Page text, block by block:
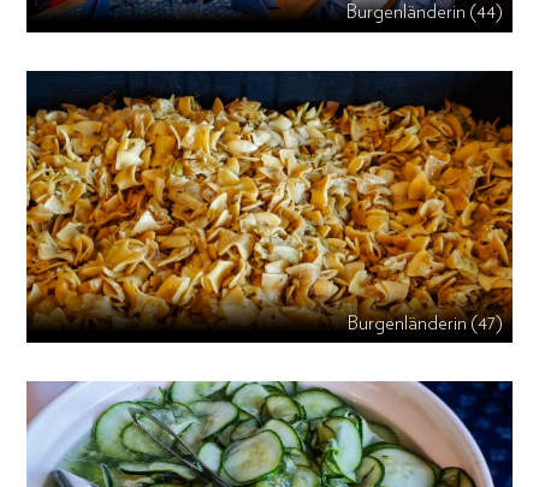
Burgenländerin (44)
Burgenländerin (47)